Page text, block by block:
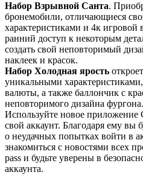
Набор Взрывной Санта.
бронемобили, отличающиеся
характеристиками и 4к
ранний доступ к некоторым
создать свой неповторимый
наклеек и красок.
Набор Холодная ярость
уникальными
валюты, а также баллончик с
неповторимого дизайна фургона.
Используйте новое приложение
свой аккаунт. Благодаря ему вы
о неудачных попытках войти в
знакомиться с новостями всех
pass и будьте уверены в
аккаунта.